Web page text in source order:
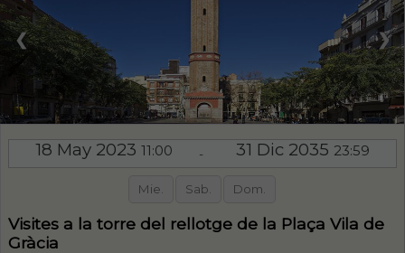
❮ ❯
18 May 2023 11:00 - 31 Dic 2035 23:59
Mie. Sab. Dom.
Visites a la torre del rellotge de la Plaça Vila de
Gràcia